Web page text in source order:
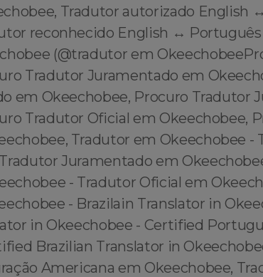
Tradutor autorizado English
reconhecido English ↔️
(@tradutor em
Tradutor Juramentado em
em Okeechobee, Procuro Tradutor
Tradutor Oficial em Okeechobee,
Tradutor em Okeechobee -
Juramentado em
- Tradutor Oficial em
- Brazilain Translator in
in Okeechobee - Certified
Brazilian Translator in
Americana em Okeechobee,